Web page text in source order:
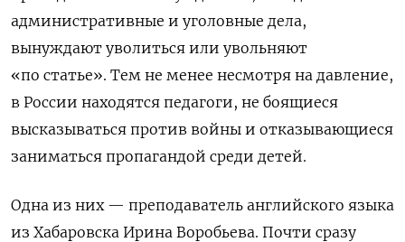
административные и уголовные дела,
вынуждают уволиться или увольняют
«по статье». Тем не менее несмотря на давление,
в России находятся педагоги, не боящиеся
высказываться против войны и отказывающиеся
заниматься пропагандой среди детей.
Одна из них — преподаватель английского языка
из Хабаровска Ирина Воробьева. Почти сразу